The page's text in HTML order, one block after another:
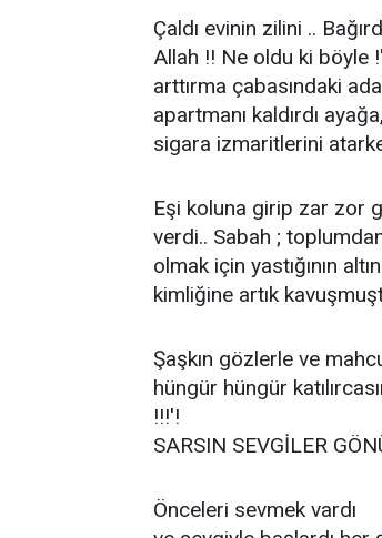
Çaldı evinin zilini ..
Allah !! Ne oldu ki böyle
arttırma çabasındaki
apartmanı kaldırdı
sigara izmaritlerini
Eşi koluna girip zar zor
verdi.. Sabah ;
olmak için yastığının
kimliğine artık
Şaşkın gözlerle ve
hüngür hüngür
!!!'!
SARSIN SEVGİLER
Önceleri sevmek vardı